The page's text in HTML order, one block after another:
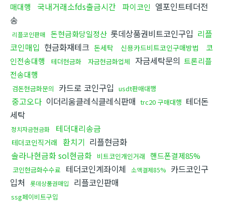
매대행
국내거래소fds출금시간 파이코인 엘포인트테더전
송
리플코인판매 돈현금화당일정산 롯데상품권비트코인구입 리플
코인매입 현금화재테크 돈세탁 신용카드비트코인구매방법
코
인전송대행
테더현금화 자금현금화업체 자금세탁문의 트론리플
전송대행
검돈현금화문의 카드로 코인구입 usdt판매대행
중고오다 이더리움클레식클레식판매 trc20 구매대행 테더돈
세탁
정치자금현금화 테더대리송금
테더코인직거래 환치기 리플현금화
솔라나현금화 sol현금화 비트코인개인거래 핸드폰결제85%
코인현금화수수료 테더코인계좌이체 소액결제85%
카드코인구
입처
롯데상품권매입 리플코인판매
ssg페이비트구입